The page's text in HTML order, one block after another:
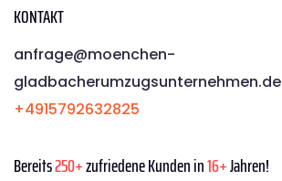
KONTAKT
anfrage@moenchen­
gladbacherumzugsunternehmen.de
+4915792632825
Bereits250+zufriedene Kunden in16+Jahren!